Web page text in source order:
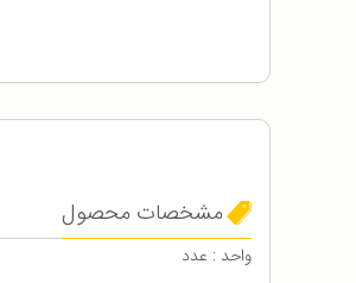
مشخصات محصول
واحد : عدد